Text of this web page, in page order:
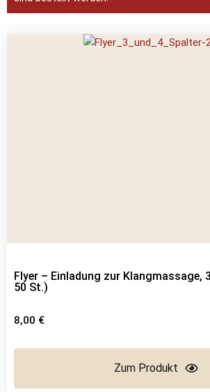
Flyer – Einladung zur Klangmassage,
50 St.)
8,00 €
Zum Produkt